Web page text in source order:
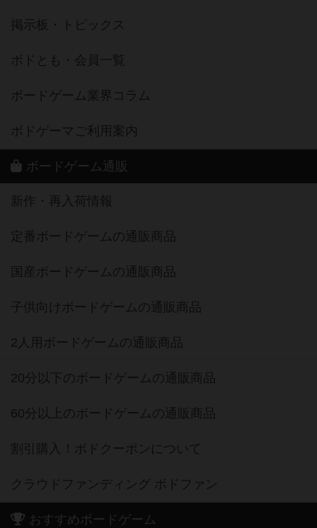
掲示板・トピックス
ボドとも・会員一覧
ボードゲーム業界コラム
ボドゲーマご利用案内
ボードゲーム通販
新作・再入荷情報
定番ボードゲームの通販商品
国産ボードゲームの通販商品
子供向けボードゲームの通販商品
2人用ボードゲームの通販商品
20分以下のボードゲームの通販商品
60分以上のボードゲームの通販商品
割引購入！ボドクーポンについて
クラウドファンディング ボドファン
おすすめボードゲーム